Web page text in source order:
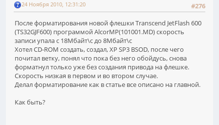
#276
24 Ноября 2010, 12:31:20
После форматирования новой флешки Transcend JetFlash 600
(TS32GJF600) программой AlcorMP(101001.MD) скорость
записи упала с 18Мбайт\с до 8Мбайт\с
Хотел CD-ROM создать, создал, XP SP3 BSOD, после чего
почитал ветку, понял что пока без него обойдусь, снова
форматнул только уже без создания привода на флешке.
Скорость низкая в первом и во втором случае.
Делал форматирование как в статье все описано на главной.
Как быть?